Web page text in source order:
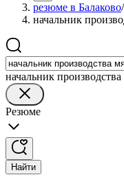
резюме в Балаково/
начальник
начальник
Резюме
Найти